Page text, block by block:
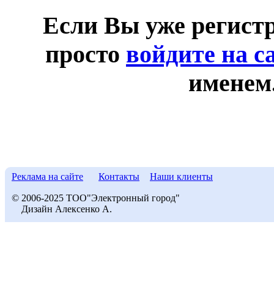
Если Вы уже
просто войдите на
Реклама на сайте Контакты Наши клиенты
© 2006-2025 ТОО"Электронный город"
Дизайн Алексенко А.